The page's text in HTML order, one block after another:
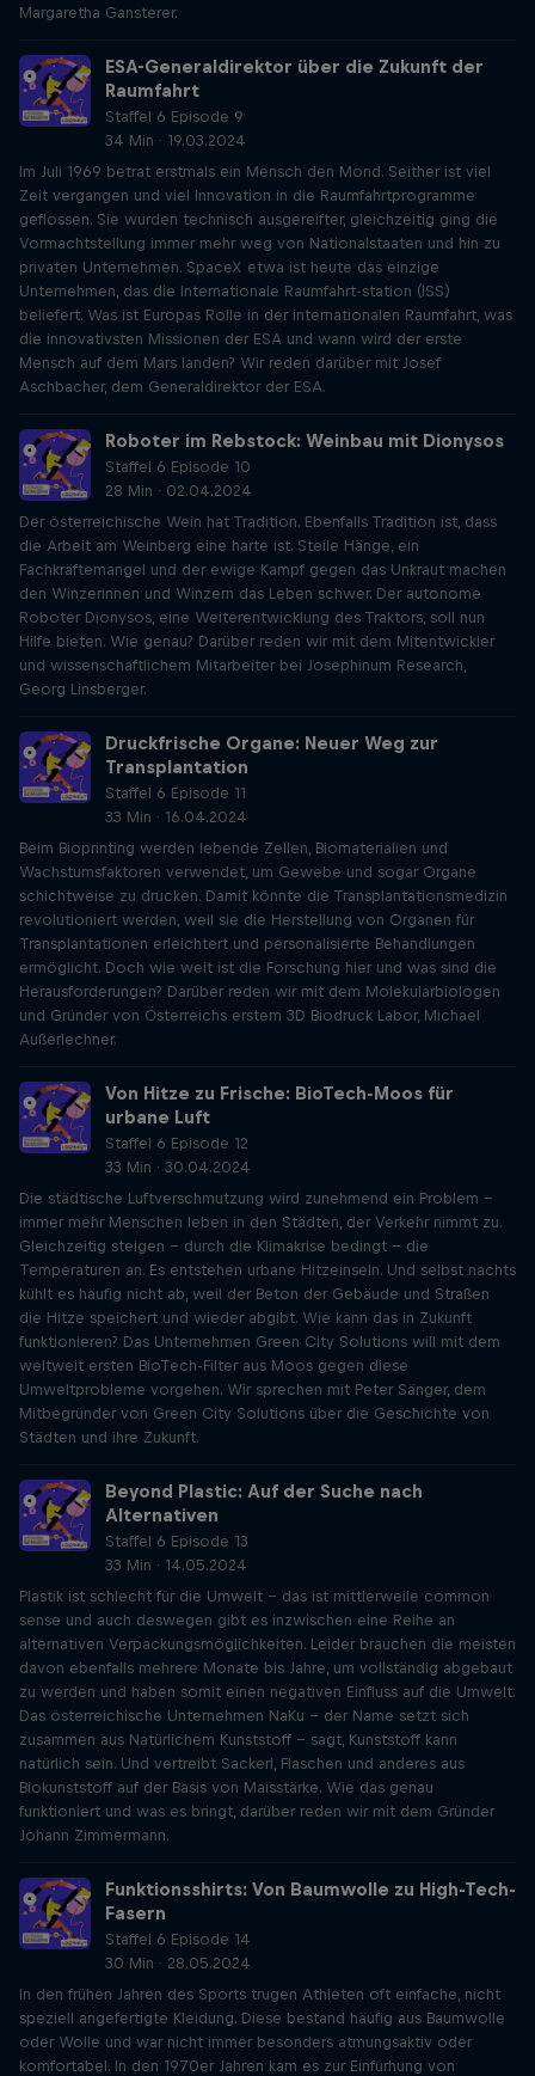
Margaretha Gansterer.
ESA-Generaldirektor über die Zukunft der
Raumfahrt
Staffel 6 Episode 9
34 Min · 19.03.2024
Im Juli 1969 betrat erstmals ein Mensch den Mond. Seither ist viel
Zeit vergangen und viel Innovation in die Raumfahrtprogramme
geflossen. Sie wurden technisch ausgereifter, gleichzeitig ging die
Vormachtstellung immer mehr weg von Nationalstaaten und hin zu
privaten Unternehmen. SpaceX etwa ist heute das einzige
Unternehmen, das die Internationale Raumfahrt-station (ISS)
beliefert. Was ist Europas Rolle in der internationalen Raumfahrt, was
die innovativsten Missionen der ESA und wann wird der erste
Mensch auf dem Mars landen? Wir reden darüber mit Josef
Aschbacher, dem Generaldirektor der ESA.
Roboter im Rebstock: Weinbau mit Dionysos
Staffel 6 Episode 10
28 Min · 02.04.2024
Der österreichische Wein hat Tradition. Ebenfalls Tradition ist, dass
die Arbeit am Weinberg eine harte ist. Steile Hänge, ein
Fachkräftemangel und der ewige Kampf gegen das Unkraut machen
den Winzerinnen und Winzern das Leben schwer. Der autonome
Roboter Dionysos, eine Weiterentwicklung des Traktors, soll nun
Hilfe bieten. Wie genau? Darüber reden wir mit dem Mitentwickler
und wissenschaftlichem Mitarbeiter bei Josephinum Research,
Georg Linsberger.
Druckfrische Organe: Neuer Weg zur
Transplantation
Staffel 6 Episode 11
33 Min · 16.04.2024
Beim Bioprinting werden lebende Zellen, Biomaterialien und
Wachstumsfaktoren verwendet, um Gewebe und sogar Organe
schichtweise zu drucken. Damit könnte die Transplantationsmedizin
revolutioniert werden, weil sie die Herstellung von Organen für
Transplantationen erleichtert und personalisierte Behandlungen
ermöglicht. Doch wie weit ist die Forschung hier und was sind die
Herausforderungen? Darüber reden wir mit dem Molekularbiologen
und Gründer von Österreichs erstem 3D Biodruck Labor, Michael
Außerlechner.
Von Hitze zu Frische: BioTech-Moos für
urbane Luft
Staffel 6 Episode 12
33 Min · 30.04.2024
Die städtische Luftverschmutzung wird zunehmend ein Problem –
immer mehr Menschen leben in den Städten, der Verkehr nimmt zu.
Gleichzeitig steigen – durch die Klimakrise bedingt – die
Temperaturen an. Es entstehen urbane Hitzeinseln. Und selbst nachts
kühlt es häufig nicht ab, weil der Beton der Gebäude und Straßen
die Hitze speichert und wieder abgibt. Wie kann das in Zukunft
funktionieren? Das Unternehmen Green City Solutions will mit dem
weltweit ersten BioTech-Filter aus Moos gegen diese
Umweltprobleme vorgehen. Wir sprechen mit Peter Sänger, dem
Mitbegründer von Green City Solutions über die Geschichte von
Städten und ihre Zukunft.
Beyond Plastic: Auf der Suche nach
Alternativen
Staffel 6 Episode 13
33 Min · 14.05.2024
Plastik ist schlecht für die Umwelt – das ist mittlerweile common
sense und auch deswegen gibt es inzwischen eine Reihe an
alternativen Verpackungsmöglichkeiten. Leider brauchen die meisten
davon ebenfalls mehrere Monate bis Jahre, um vollständig abgebaut
zu werden und haben somit einen negativen Einfluss auf die Umwelt.
Das österreichische Unternehmen NaKu – der Name setzt sich
zusammen aus Natürlichem Kunststoff – sagt, Kunststoff kann
natürlich sein. Und vertreibt Sackerl, Flaschen und anderes aus
Biokunststoff auf der Basis von Maisstärke. Wie das genau
funktioniert und was es bringt, darüber reden wir mit dem Gründer
Johann Zimmermann.
Funktionsshirts: Von Baumwolle zu High-Tech-
Fasern
Staffel 6 Episode 14
30 Min · 28.05.2024
In den frühen Jahren des Sports trugen Athleten oft einfache, nicht
speziell angefertigte Kleidung. Diese bestand häufig aus Baumwolle
oder Wolle und war nicht immer besonders atmungsaktiv oder
komfortabel. In den 1970er Jahren kam es zur Einfürhung von